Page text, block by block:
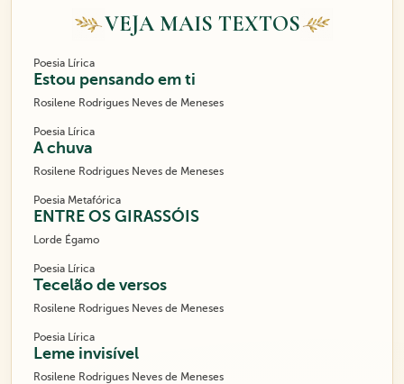
VEJA MAIS TEXTOS
Poesia Lírica
Estou pensando em ti
Rosilene Rodrigues Neves de Meneses
Poesia Lírica
A chuva
Rosilene Rodrigues Neves de Meneses
Poesia Metafórica
ENTRE OS GIRASSÓIS
Lorde Égamo
Poesia Lírica
Tecelão de versos
Rosilene Rodrigues Neves de Meneses
Poesia Lírica
Leme invisível
Rosilene Rodrigues Neves de Meneses